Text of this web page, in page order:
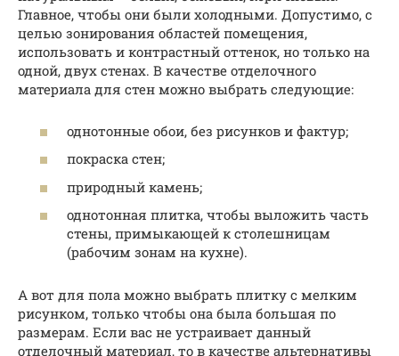
Главное, чтобы они были холодными. Допустимо, с
целью зонирования областей помещения,
использовать и контрастный оттенок, но только на
одной, двух стенах. В качестве отделочного
материала для стен можно выбрать следующие:
однотонные обои, без рисунков и фактур;
покраска стен;
природный камень;
однотонная плитка, чтобы выложить часть
стены, примыкающей к столешницам
(рабочим зонам на кухне).
А вот для пола можно выбрать плитку с мелким
рисунком, только чтобы она была большая по
размерам. Если вас не устраивает данный
отделочный материал, то в качестве альтернативы